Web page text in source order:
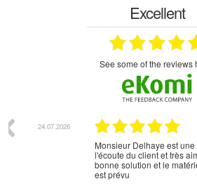
Excellent
see some of the reviews
Monsieur Delhaye est une personne
l'écoute du client et très aimable -
bonne solution et le matériel